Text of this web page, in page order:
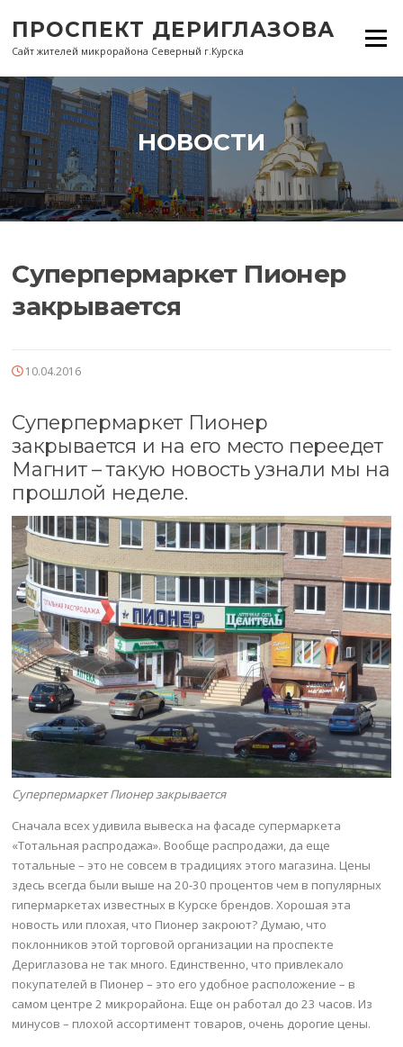
содержанию
ПРОСПЕКТ ДЕРИГЛАЗОВА
Сайт жителей микрорайона Северный г.Курска
Меню
НОВОСТИ
Суперпермаркет Пионер
закрывается
10.04.2016
Суперпермаркет Пионер
закрывается и на его место переедет
Магнит – такую новость узнали мы на
прошлой неделе.
Суперпермаркет Пионер закрывается
Сначала всех удивила вывеска на фасаде супермаркета
«Тотальная распродажа». Вообще распродажи, да еще
тотальные – это не совсем в традициях этого магазина. Цены
здесь всегда были выше на 20-30 процентов чем в популярных
гипермаркетах известных в Курске брендов. Хорошая эта
новость или плохая, что Пионер закроют? Думаю, что
поклонников этой торговой организации на проспекте
Дериглазова не так много. Единственно, что привлекало
покупателей в Пионер – это его удобное расположение – в
самом центре 2 микрорайона. Еще он работал до 23 часов. Из
минусов – плохой ассортимент товаров, очень дорогие цены.